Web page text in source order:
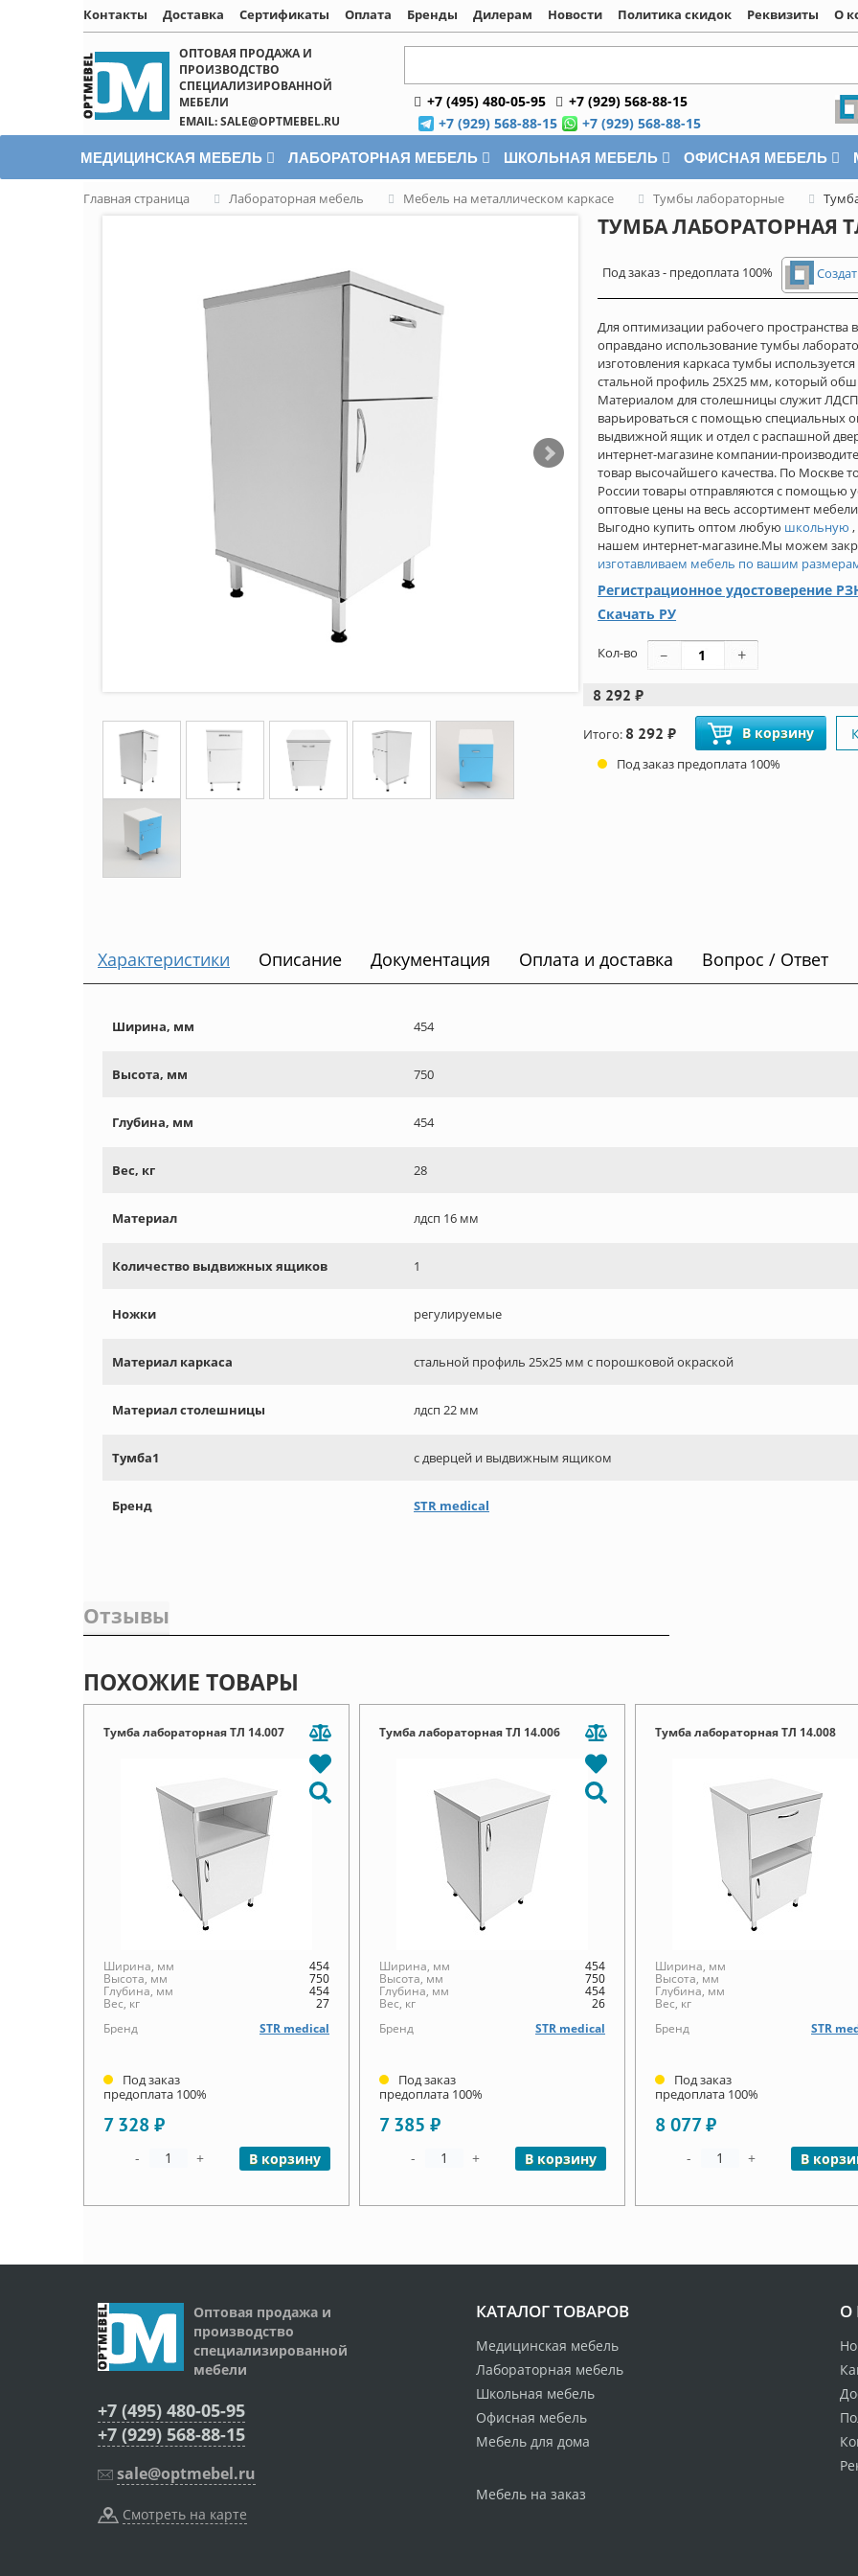
Контакты Доставка Сертификаты Оплата Бренды Дилерам Новости Политика скидок Реквизиты
О
Написать онлайнОПТОВАЯ ПРОДАЖА И
ПРОИЗВОДСТВО
СПЕЦИАЛИЗИРОВАННОЙ
МЕБЕЛИ
EMAIL: SALE@OPTMEBEL.RU
+7 (495) 480-05-95
+7 (929) 568-88-15
+7 (929) 568-88-15
+7 (929) 568-88-15
МЕДИЦИНСКАЯ МЕБЕЛЬ ЛАБОРАТОРНАЯ МЕБЕЛЬ ШКОЛЬНАЯ МЕБЕЛЬ ОФИСНАЯ МЕБЕЛЬ
Главная страница Лабораторная мебель Мебель на металлическом каркасе Тумбы лабораторные
ТУМБА ЛАБОРАТОРНАЯ
Под заказ - предоплата 100%
Для оптимизации рабочего пространства
оправдано использование тумбы
изготовления каркаса тумбы
стальной профиль 25Х25 мм, который
Материалом для столешницы служит
варьироваться с помощью специальных
выдвижной ящик и отдел с распашной
интернет-магазине компании-
товар высочайшего качества. По Москве
России товары отправляются с помощью
оптовые цены на весь ассортимент
Выгодно купить оптом любую школьную ,
нашем интернет-магазине.Мы можем
изготавливаем мебель по вашим
Регистрационное удостоверение
Скачать РУ
Кол-во
8 292 ₽
Итого: 8 292 ₽ В корзину
Под заказ предоплата 100%
Характеристики Описание Документация Оплата и доставка Вопрос / Ответ
Ширина, мм 454
Высота, мм 750
Глубина, мм 454
Вес, кг 28
Материал лдсп 16 мм
Количество выдвижных ящиков 1
Ножки регулируемые
Материал каркаса стальной профиль 25х25 мм с порошковой окраской
Материал столешницы лдсп 22 мм
Тумба1 с дверцей и выдвижным ящиком
Бренд STR medical
Отзывы
ПОХОЖИЕ ТОВАРЫ
Тумба лабораторная ТЛ 14.007
Ширина, мм 454
Высота, мм 750
Глубина, мм 454
Вес, кг
27
Бренд
STR medical
Под заказ
предоплата 100%
7 328 ₽
- + В корзину
Тумба лабораторная ТЛ 14.006
Ширина, мм 454
Высота, мм 750
Глубина, мм 454
Вес, кг
26
Бренд
STR medical
Под заказ
предоплата 100%
7 385 ₽
- + В корзину
Тумба лабораторная ТЛ 14.008
Ширина, мм
Высота, мм
Глубина, мм
Вес, кг
Бренд
STR
Под заказ
предоплата 100%
8 077 ₽
- + В
Оптовая продажа и
производство
специализированной
мебели
+7 (495) 480-05-95
+7 (929) 568-88-15
sale@optmebel.ru
Смотреть на карте
КАТАЛОГ ТОВАРОВ
Медицинская мебель
Лабораторная мебель
Школьная мебель
Офисная мебель
Мебель для дома
Мебель на заказ
О